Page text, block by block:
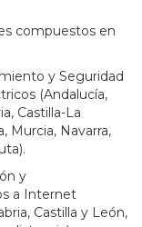
compuestos en
y Seguridad
(Andalucía,
Castilla-La
Murcia, Navarra,
y
a Internet
Castilla y León,